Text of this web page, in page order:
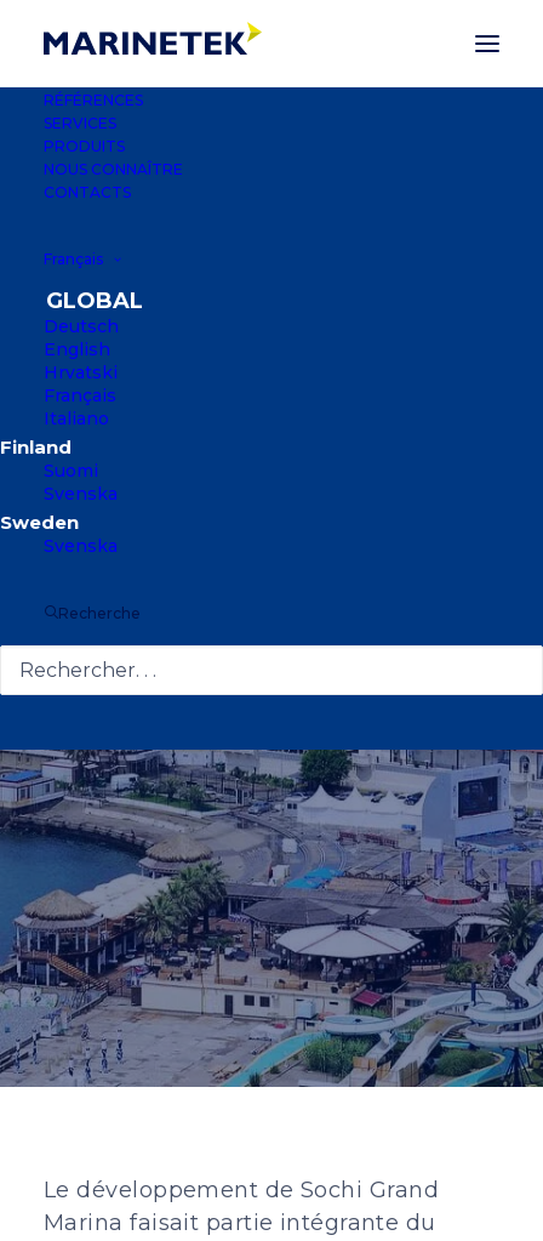
RÉFÉRENCES
SERVICES
PRODUITS
NOUS CONNAÎTRE
CONTACTS
Français
Deutsch
English
Hrvatski
Français
Italiano
Suomi
Svenska
Svenska
Recherche
Le développement de Sochi Grand
Marina faisait partie intégrante du